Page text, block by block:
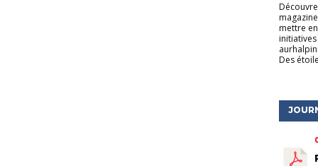
mettre
Des